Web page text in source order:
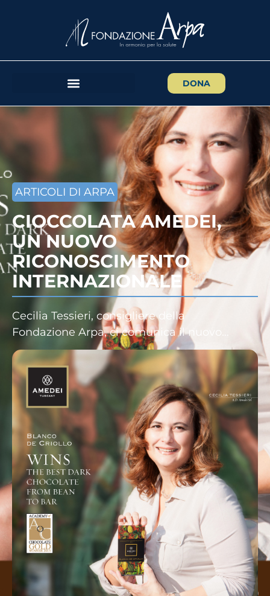
DONA
ARTICOLI DI ARPA
CIOCCOLATA AMEDEI,
UN NUOVO
RICONOSCIMENTO
INTERNAZIONALE
Cecilia Tessieri, consigliere della
Fondazione Arpa, ci comunica il nuovo…